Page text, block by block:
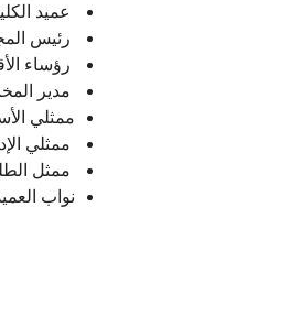
عميد
رئيس
رؤساء
مدير
ممثلي
ممثلي
ممثل
نواب